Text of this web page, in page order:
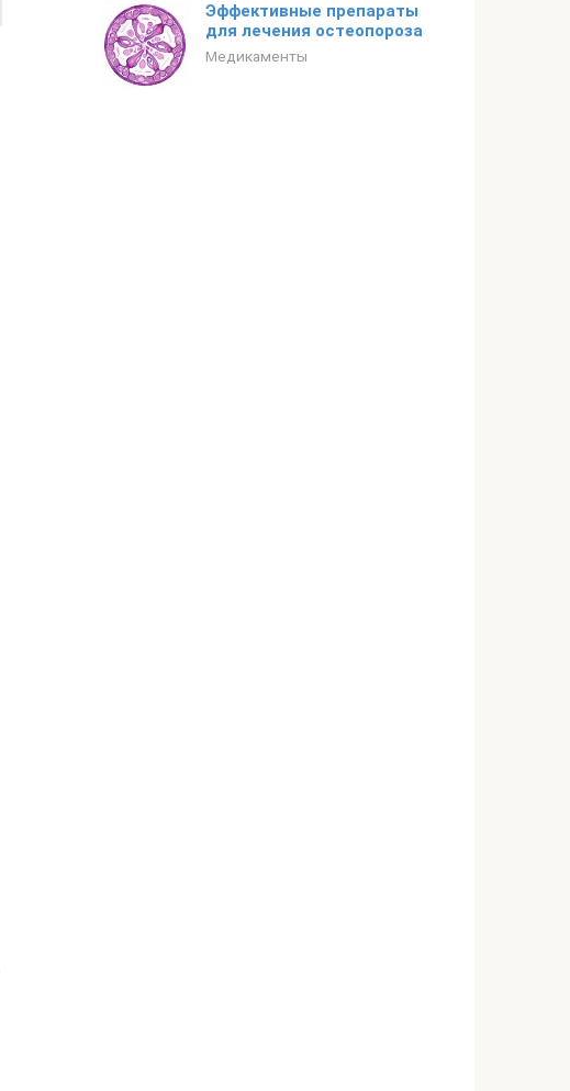
Эффективные препараты
для лечения остеопороза
Медикаменты